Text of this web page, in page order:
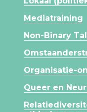
Mediatraining
Non-Binary
Organisatie-
Queer en